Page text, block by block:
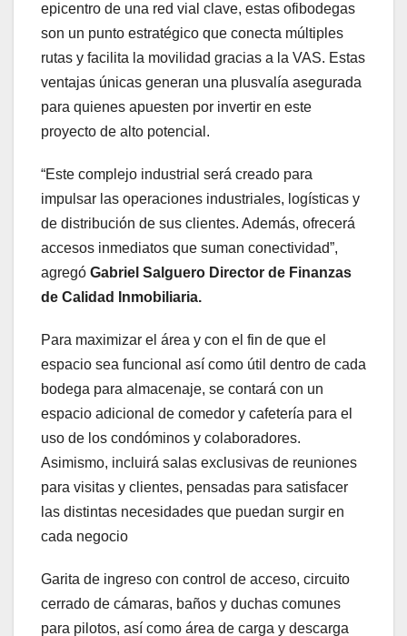
epicentro de una red vial clave, estas ofibodegas
son un punto estratégico que conecta múltiples
rutas y facilita la movilidad gracias a la VAS. Estas
ventajas únicas generan una plusvalía asegurada
para quienes apuesten por invertir en este
proyecto de alto potencial.
“Este complejo industrial será creado para
impulsar las operaciones industriales, logísticas y
de distribución de sus clientes. Además, ofrecerá
accesos inmediatos que suman conectividad”,
agregó Gabriel Salguero Director de Finanzas
de Calidad Inmobiliaria.
Para maximizar el área y con el fin de que el
espacio sea funcional así como útil dentro de cada
bodega para almacenaje, se contará con un
espacio adicional de comedor y cafetería para el
uso de los condóminos y colaboradores.
Asimismo, incluirá salas exclusivas de reuniones
para visitas y clientes, pensadas para satisfacer
las distintas necesidades que puedan surgir en
cada negocio
Garita de ingreso con control de acceso, circuito
cerrado de cámaras, baños y duchas comunes
para pilotos, así como área de carga y descarga